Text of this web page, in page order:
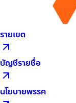
รายเขต
บัญชีรายชื่อ
นโยบายพรรค